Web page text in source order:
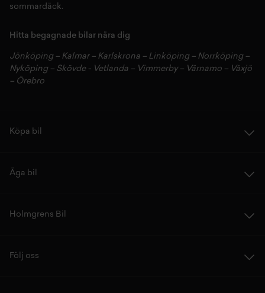
sommardäck.
Hitta begagnade bilar nära dig
Jönköping– Kalmar – Karlskrona – Linköping– Norrköping–
Nyköping– Skövde- Vetlanda – Vimmerby– Värnamo – Växjö
– Örebro
Köpa bil
Äga bil
Holmgrens Bil
Följ oss